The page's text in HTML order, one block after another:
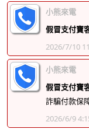
小熊來電
假冒支付寶
2026/7/10
小熊來電
假冒支付寶
詐騙付款保
2026/6/9